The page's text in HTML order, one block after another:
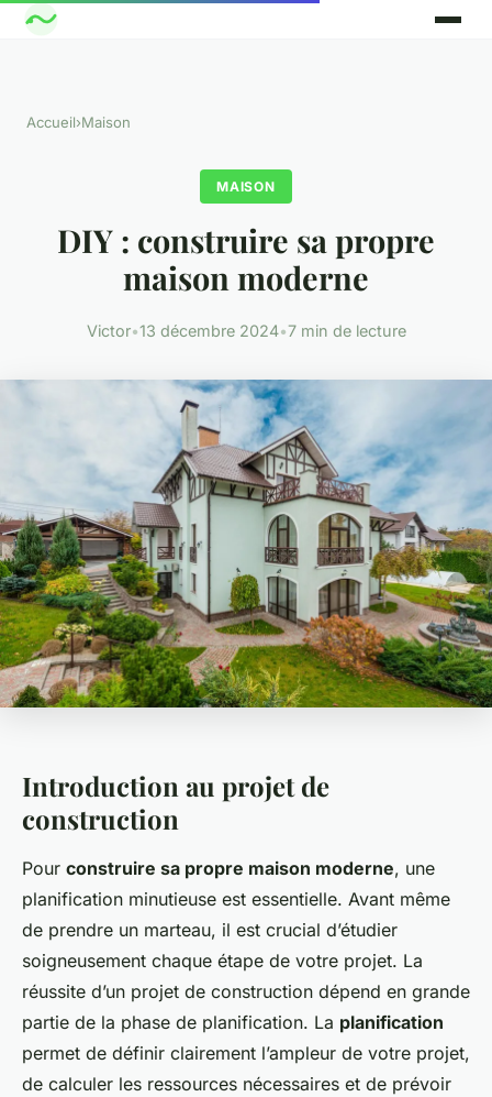
Accueil›Maison
MAISON
DIY : construire sa propre
maison moderne
Victor•13 décembre 2024•7 min de lecture
Introduction au projet de
construction
Pour construire sa propre maison moderne, une
planification minutieuse est essentielle. Avant même
de prendre un marteau, il est crucial d’étudier
soigneusement chaque étape de votre projet. La
réussite d’un projet de construction dépend en grande
partie de la phase de planification. La planification
permet de définir clairement l’ampleur de votre projet,
de calculer les ressources nécessaires et de prévoir